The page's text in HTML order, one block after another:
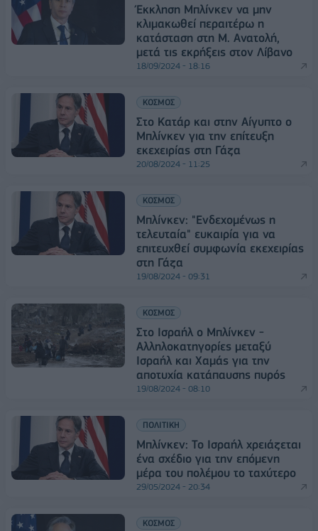
Έκκληση Μπλίνκεν να μην
κλιμακωθεί περαιτέρω η
κατάσταση στη Μ. Ανατολή,
μετά τις εκρήξεις στον Λίβανο
18/09/2024 - 18:16
ΚΟΣΜΟΣ
Στο Κατάρ και στην Αίγυπτο ο
Μπλίνκεν για την επίτευξη
εκεχειρίας στη Γάζα
20/08/2024 - 11:25
ΚΟΣΜΟΣ
Μπλίνκεν: "Ενδεχομένως η
τελευταία" ευκαιρία για να
επιτευχθεί συμφωνία εκεχειρίας
στη Γάζα
19/08/2024 - 09:31
ΚΟΣΜΟΣ
Στο Ισραήλ ο Μπλίνκεν -
Αλληλοκατηγορίες μεταξύ
Ισραήλ και Χαμάς για την
αποτυχία κατάπαυσης πυρός
19/08/2024 - 08:10
ΠΟΛΙΤΙΚΗ
Μπλίνκεν: Το Ισραήλ χρειάζεται
ένα σχέδιο για την επόμενη
μέρα του πολέμου το ταχύτερο
29/05/2024 - 20:34
ΚΟΣΜΟΣ